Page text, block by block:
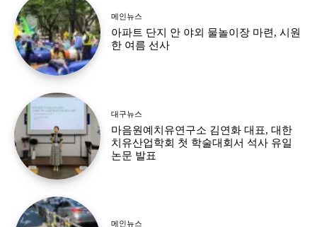
메인뉴스
아파트 단지 안 야외 물놀이장 마련, 시원
한 여름 선사
대구뉴스
마음원예치유연구소 김연화 대표, 대한
치유산업학회 첫 학술대회서 석사 유일
논문 발표
메인뉴스